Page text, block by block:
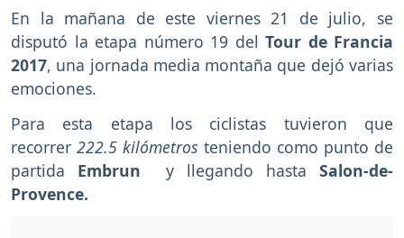
En la mañana de este viernes 21 de julio, se
disputó la etapa número 19 del Tour de Francia
2017, una jornada media montaña que dejó varias
emociones.
Para esta etapa los ciclistas tuvieron que
recorrer 222.5 kilómetros teniendo como punto de
partida Embrun y llegando hasta Salon-de-
Provence.